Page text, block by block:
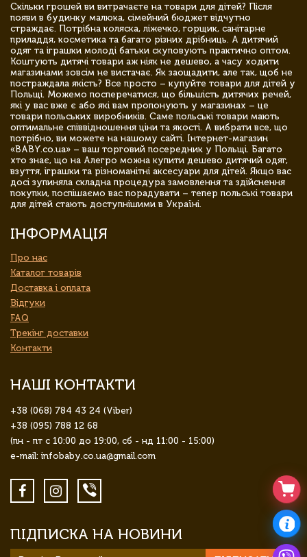
Скільки грошей ви витрачаєте на товари для дітей? Після
появи в будинку малюка, сімейний бюджет відчутно
страждає. Потрібна коляска, ліжечко, горщик, санітарне
приладдя, косметика та багато різних дрібниць. А дитячий
одяг та іграшки молоді батьки скуповують практично оптом.
Коштують дитячі товари аж ніяк не дешево, а часу ходити
магазинами зовсім не вистачає. Як заощадити, але так, щоб не
постраждала якість? Все просто – купуйте товари для дітей у
Польщі. Можемо посперечатися, що більшість дитячих речей,
які у вас вже є або які вам пропонують у магазинах – це
товари польських виробників. Саме польські товари мають
оптимальне співвідношення ціни та якості. А вибрати все, що
потрібно, ви можете на нашому сайті. Інтернет-магазин
«BABY.co.ua» – ваш торговий посередник у Польщі. Багато
хто знає, що на Алегро можна купити дешево дитячий одяг,
взуття, іграшки та різноманітні аксесуари для дітей. Якщо вас
досі зупиняла складна процедура замовлення та здійснення
покупки, поспішаємо вас порадувати – тепер польські товари
для дітей стають доступнішими в Україні.
ІНФОРМАЦІЯ
Про нас
Каталог товарів
Доставка і оплата
Відгуки
FAQ
Трекінг доставки
Контакти
НАШІ КОНТАКТИ
+38 (068) 784 43 24 (Viber)
+38 (095) 788 12 68
(пн - пт с 10:00 до 19:00, сб - нд 11:00 - 15:00)
e-mail: infobaby.co.ua@gmail.com
ПІДПИСКА НА НОВИНИ